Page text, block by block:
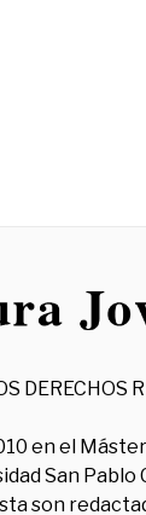
DERECHOS
en el
San Pablo
son